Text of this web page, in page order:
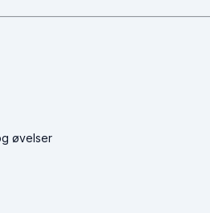
øvelser